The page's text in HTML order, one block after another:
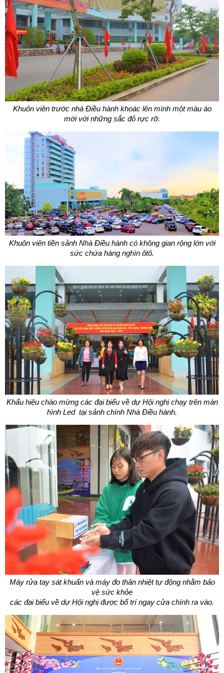
Khuôn viên trước nhà Điều hành khoác lên mình một màu áo
mới với những sắc đỏ rực rỡ.
Khuôn viên tiền sảnh Nhà Điều hành có không gian rộng lớn với
sức chứa hàng nghìn ôtô.
Khẩu hiệu chào mừng các đại biểu về dự Hội nghị chạy trên màn
hình Led tại sảnh chính Nhà Điều hành.
Máy rửa tay sát khuẩn và máy đo thân nhiệt tự động nhằm bảo
vệ sức khỏe
các đại biểu về dự Hội nghị được bố trí ngay cửa chính ra vào.